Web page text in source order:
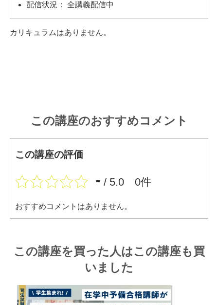
配信状況： 全講義配信中
カリキュラムはありません。
この講座のおすすめコメント
この講座の評価
- / 5.0 0件
おすすめコメントはありません。
この講座を買った人はこの講座も買
いました